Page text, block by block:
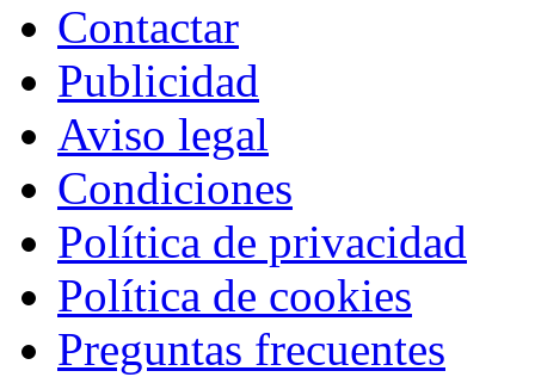
Contactar
Publicidad
Aviso legal
Condiciones
Política de privacidad
Política de cookies
Preguntas frecuentes